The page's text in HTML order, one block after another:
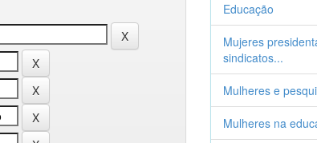
Educação
Mujeres
sindicatos...
Mulheres e
Mulheres na